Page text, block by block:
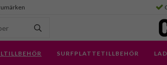
SURFPLATTETILLBEHÖR